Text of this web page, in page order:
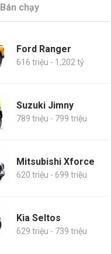
Bán chạy
Ford Ranger
616 triệu - 1,202 tỷ
Suzuki Jimny
789 triệu - 799 triệu
Mitsubishi Xforce
620 triệu - 699 triệu
Kia Seltos
629 triệu - 739 triệu